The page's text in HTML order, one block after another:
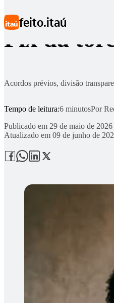
feito.itaú
Pix da
Acordos prévios, divisão
Tempo de leitura:6 minutosPor
Publicado em 29 de maio de 2026
Atualizado em 09 de junho de